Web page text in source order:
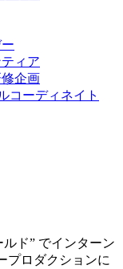
ィア
企画
コーディネイト
ド” でインターン
プロダクションに